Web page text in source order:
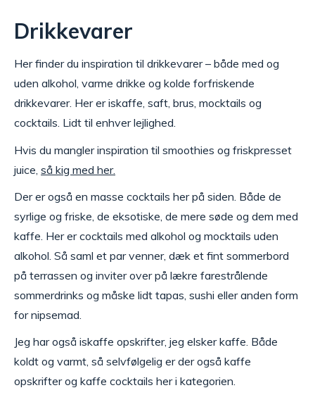
Drikkevarer
Her finder du inspiration til drikkevarer – både med og
uden alkohol, varme drikke og kolde forfriskende
drikkevarer. Her er iskaffe, saft, brus, mocktails og
cocktails. Lidt til enhver lejlighed.
Hvis du mangler inspiration til smoothies og friskpresset
juice, så kig med her.
Der er også en masse cocktails her på siden. Både de
syrlige og friske, de eksotiske, de mere søde og dem med
kaffe. Her er cocktails med alkohol og mocktails uden
alkohol. Så saml et par venner, dæk et fint sommerbord
på terrassen og inviter over på lækre farestrålende
sommerdrinks og måske lidt tapas, sushi eller anden form
for nipsemad.
Jeg har også iskaffe opskrifter, jeg elsker kaffe. Både
koldt og varmt, så selvfølgelig er der også kaffe
opskrifter og kaffe cocktails her i kategorien.